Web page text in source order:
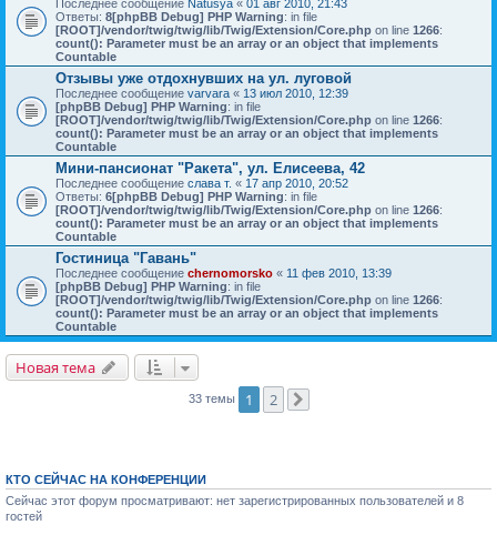
Последнее сообщение Natusya « 01 авг 2010, 21:43
Ответы: 8[phpBB Debug] PHP Warning: in file
[ROOT]/vendor/twig/twig/lib/Twig/Extension/Core.php on line 1266:
count(): Parameter must be an array or an object that implements
Countable
Отзывы уже отдохнувших на ул. луговой
Последнее сообщение varvara « 13 июл 2010, 12:39
[phpBB Debug] PHP Warning: in file
[ROOT]/vendor/twig/twig/lib/Twig/Extension/Core.php on line 1266:
count(): Parameter must be an array or an object that implements
Countable
Мини-пансионат "Ракета", ул. Елисеева, 42
Последнее сообщение слава т. « 17 апр 2010, 20:52
Ответы: 6[phpBB Debug] PHP Warning: in file
[ROOT]/vendor/twig/twig/lib/Twig/Extension/Core.php on line 1266:
count(): Parameter must be an array or an object that implements
Countable
Гостиница "Гавань"
Последнее сообщение chernomorsko « 11 фев 2010, 13:39
[phpBB Debug] PHP Warning: in file
[ROOT]/vendor/twig/twig/lib/Twig/Extension/Core.php on line 1266:
count(): Parameter must be an array or an object that implements
Countable
Новая тема
33 темы 1 2
КТО СЕЙЧАС НА КОНФЕРЕНЦИИ
Сейчас этот форум просматривают: нет зарегистрированных пользователей и 8
гостей